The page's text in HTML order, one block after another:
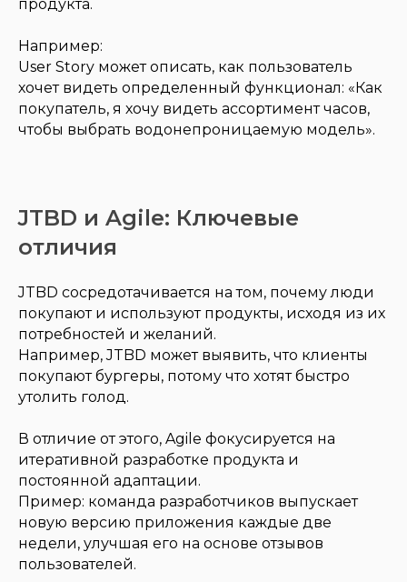
продукта.
Например:
User Story может описать, как пользователь
хочет видеть определенный функционал: «Как
покупатель, я хочу видеть ассортимент часов,
чтобы выбрать водонепроницаемую модель».
JTBD и Agile: Ключевые
отличия
JTBD сосредотачивается на том, почему люди
покупают и используют продукты, исходя из их
потребностей и желаний.
Например, JTBD может выявить, что клиенты
покупают бургеры, потому что хотят быстро
утолить голод.
В отличие от этого, Agile фокусируется на
итеративной разработке продукта и
постоянной адаптации.
Пример: команда разработчиков выпускает
новую версию приложения каждые две
недели, улучшая его на основе отзывов
пользователей.